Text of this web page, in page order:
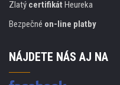
Zlatý certifikát Heureka
Bezpečné on-line platby
NÁJDETE NÁS AJ NA